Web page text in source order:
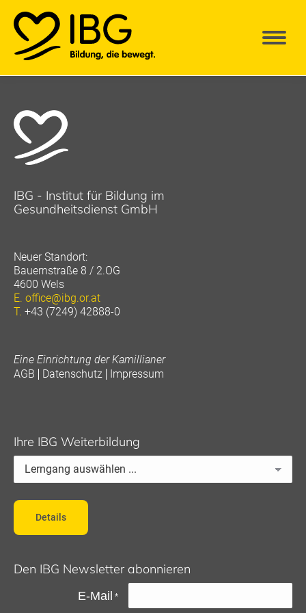
IBG - Institut für Bildung im
Gesundheitsdienst GmbH
Neuer Standort:
Bauernstraße 8 / 2.OG
4600 Wels
E. office@ibg.or.at
T. +43 (7249) 42888-0
Eine Einrichtung der Kamillianer
AGB
Datenschutz Impressum
Ihre IBG Weiterbildung
Details
Den IBG Newsletter abonnieren
E-Mail *